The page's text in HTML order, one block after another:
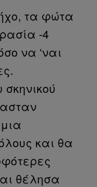
τα φώτα
-4
να ‘ναι
και θα
θέλησα